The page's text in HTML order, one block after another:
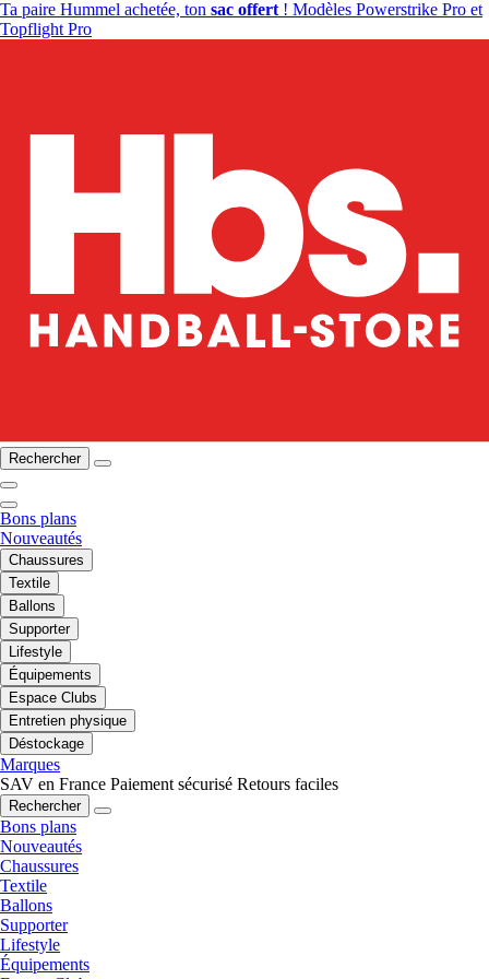
Ta paire Hummel achetée, ton sac offert ! Modèles Powerstrike Pro et
Topflight Pro
Rechercher
Bons plans
Nouveautés
Chaussures
Textile
Ballons
Supporter
Lifestyle
Équipements
Espace Clubs
Entretien physique
Déstockage
Marques
SAV en France Paiement sécurisé Retours faciles
Rechercher
Bons plans
Nouveautés
Chaussures
Textile
Ballons
Supporter
Lifestyle
Équipements